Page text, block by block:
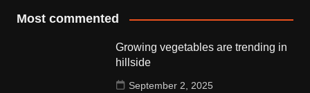
Most commented
Growing vegetables are trending in
hillside
September 2, 2025